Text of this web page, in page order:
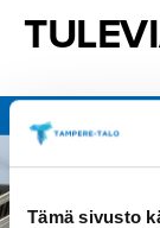
Tämä sivusto